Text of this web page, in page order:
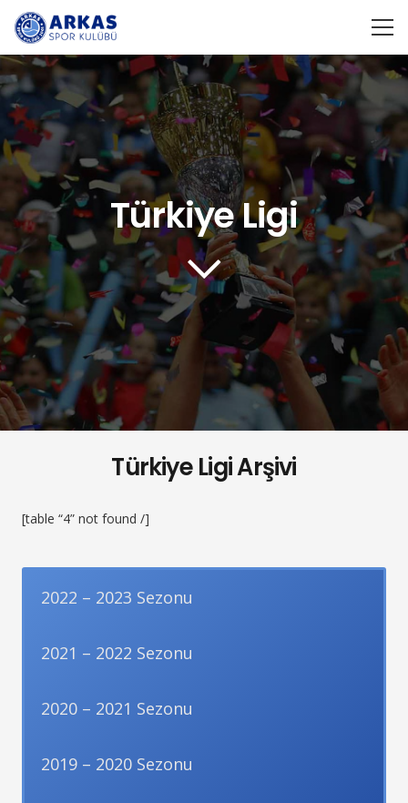
Türkiye Ligi
Türkiye Ligi Arşivi
[table “4” not found /]
2022 – 2023 Sezonu
2021 – 2022 Sezonu
2020 – 2021 Sezonu
2019 – 2020 Sezonu